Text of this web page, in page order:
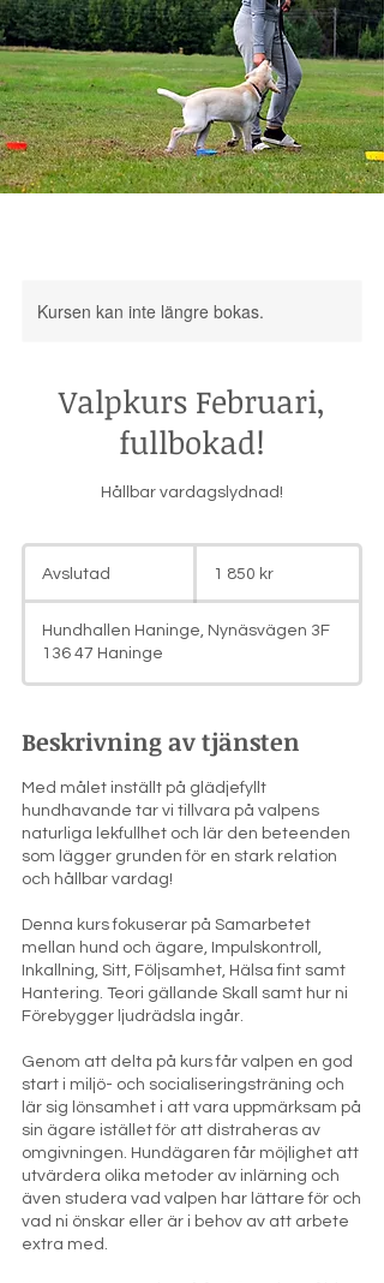
Kursen kan inte längre bokas.
Valpkurs Februari,
fullbokad!
Hållbar vardagslydnad!
Avslutad
v
t
d
svenska
kronor1 850 kr
Hundhallen Haninge, Nynäsvägen 3F
136 47 Haninge
Beskrivning av tjänsten
Med målet inställt på glädjefyllt
hundhavande tar vi tillvara på valpens
naturliga lekfullhet och lär den beteenden
som lägger grunden för en stark relation
och hållbar vardag!
Denna kurs fokuserar på Samarbetet
mellan hund och ägare, Impulskontroll,
Inkallning, Sitt, Följsamhet, Hälsa fint samt
Hantering. Teori gällande Skall samt hur ni
Förebygger ljudrädsla ingår.
Genom att delta på kurs får valpen en god
start i miljö- och socialiseringsträning och
lär sig lönsamhet i att vara uppmärksam på
sin ägare istället för att distraheras av
omgivningen. Hundägaren får möjlighet att
utvärdera olika metoder av inlärning och
även studera vad valpen har lättare för och
vad ni önskar eller är i behov av att arbete
extra med.